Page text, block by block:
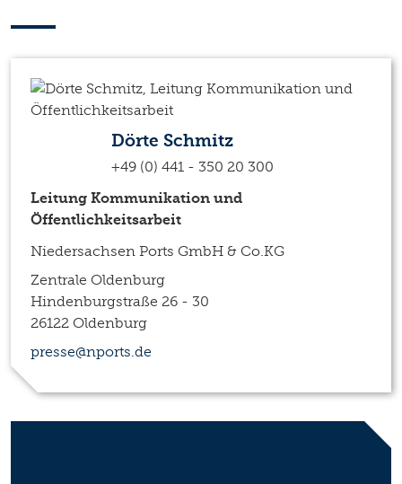
Dörte Schmitz
+49 (0) 441 - 350 20 300
Leitung Kommunikation und
Öffentlichkeitsarbeit
Niedersachsen Ports GmbH & Co.KG
Zentrale Oldenburg
Hindenburgstraße 26 - 30
26122 Oldenburg
presse@nports.de